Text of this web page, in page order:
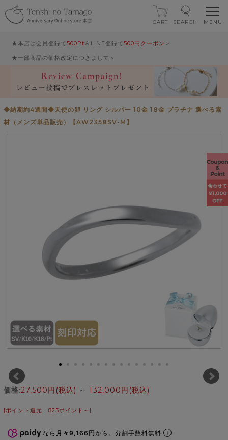
★本店は会員登録で500Pt ＆LINE登録で500円クーポン ＞
★一部商品の価格改定につきまして＞
CART SEARCH
◆納期約4週間◆天使の卵 リング シルバー 10金 18金 プラチナ 選べる素
材（メンズ単品販売）【AW2358SV-M】
価格:27,500円 (税込) ～ 132,000円 (税込)
[ポイント還元 825ポイント～]
なら 月々9,166円から。分割手数料無料